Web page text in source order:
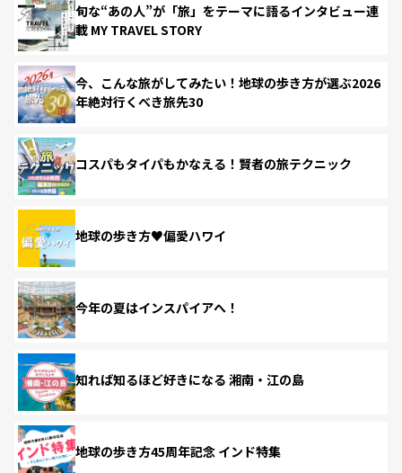
旬な“あの人”が「旅」をテーマに語るインタビュー連
載 MY TRAVEL STORY
今、こんな旅がしてみたい！地球の歩き方が選ぶ2026
年絶対行くべき旅先30
コスパもタイパもかなえる！賢者の旅テクニック
地球の歩き方♥偏愛ハワイ
今年の夏はインスパイアへ！
知れば知るほど好きになる 湘南・江の島
地球の歩き方45周年記念 インド特集